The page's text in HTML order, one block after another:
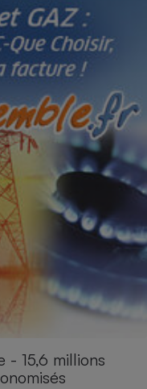
- 15,6 millions